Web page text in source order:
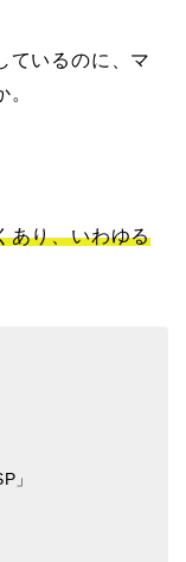
ているのに、マ
あり、いわゆる
」